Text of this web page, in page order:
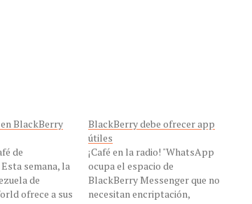
BlackBerry
de
semana, la
de
ofrece a sus
BlackBerry debe ofrecer app
útiles
¡Café en la radio! "WhatsApp
ocupa el espacio de
BlackBerry Messenger que no
necesitan encriptación,